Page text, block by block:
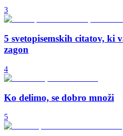
3
5 svetopisemskih citatov, ki
zagon
4
Ko delimo, se dobro množi
5